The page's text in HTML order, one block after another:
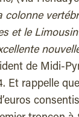
colonne
et le Limousin
de Midi-
Et rappelle